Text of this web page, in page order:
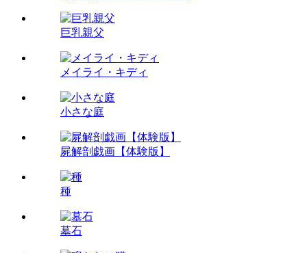
巨乳親父
メイライ・キディ
小さな庭
屍解剖戯画【体験版】
種
墓石